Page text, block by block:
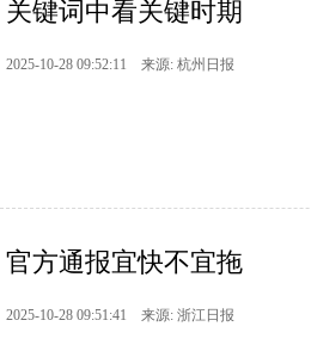
关键词中看关键时期
2025-10-28 09:52:11 来源: 杭州日报
官方通报宜快不宜拖
2025-10-28 09:51:41 来源: 浙江日报